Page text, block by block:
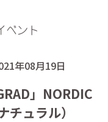
ント
年08月19日
」NORDIC
ュラル）